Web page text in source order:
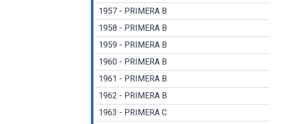
1957 - PRIMERA B
1958 - PRIMERA B
1959 - PRIMERA B
1960 - PRIMERA B
1961 - PRIMERA B
1962 - PRIMERA B
1963 - PRIMERA C